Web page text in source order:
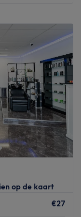
17:30
08:30–17:30
08:30–17:30
08:30–15:00
Gesloten
mooie
van jong tot oud,
door een van
is speelgoed
met koffie of
kapsalon.
op de kaart
€27